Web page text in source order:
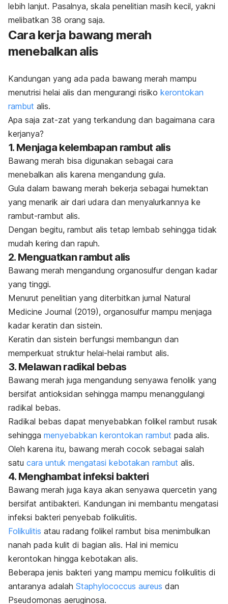
lebih lanjut. Pasalnya, skala penelitian masih kecil, yakni
melibatkan 38 orang saja.
Cara kerja bawang merah
menebalkan alis
Kandungan yang ada pada bawang merah mampu
menutrisi helai alis dan mengurangi risiko kerontokan
rambut alis.
Apa saja zat-zat yang terkandung dan bagaimana cara
kerjanya?
1. Menjaga kelembapan rambut alis
Bawang merah bisa digunakan sebagai cara
menebalkan alis karena mengandung gula.
Gula dalam bawang merah bekerja sebagai humektan
yang menarik air dari udara dan menyalurkannya ke
rambut-rambut alis.
Dengan begitu, rambut alis tetap lembab sehingga tidak
mudah kering dan rapuh.
2. Menguatkan rambut alis
Bawang merah mengandung organosulfur dengan kadar
yang tinggi.
Menurut penelitian yang diterbitkan jurnal Natural
Medicine Journal (2019), organosulfur mampu menjaga
kadar keratin dan sistein.
Keratin dan sistein berfungsi membangun dan
memperkuat struktur helai-helai rambut alis.
3. Melawan radikal bebas
Bawang merah juga mengandung senyawa fenolik yang
bersifat antioksidan sehingga mampu menanggulangi
radikal bebas.
Radikal bebas dapat menyebabkan folikel rambut rusak
sehingga menyebabkan kerontokan rambut pada alis.
Oleh karena itu, bawang merah cocok sebagai salah
satu cara untuk mengatasi kebotakan rambut alis.
4. Menghambat infeksi bakteri
Bawang merah juga kaya akan senyawa quercetin yang
bersifat antibakteri. Kandungan ini membantu mengatasi
infeksi bakteri penyebab folikulitis.
Folikulitis atau radang folikel rambut bisa menimbulkan
nanah pada kulit di bagian alis. Hal ini memicu
kerontokan hingga kebotakan alis.
Beberapa jenis bakteri yang mampu memicu folikulitis di
antaranya adalah Staphylococcus aureus dan
Pseudomonas aeruginosa.